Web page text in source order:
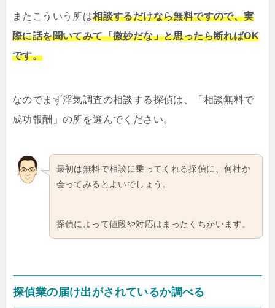
またこういう所は相談するだけなら無料ですので、実
際に話を聞いてみて「微妙だな」と思ったら断ればOK
です。
なのでまず浮気調査の相談する探偵は、「相談無料で
成功報酬」の所を選んでください。
最初は無料で相談に乗ってくれる探偵に、何社か
会ってみるとよいでしょう。
探偵によって値段や対応はまったくちがいます。
探偵業の届け出がされているか調べる